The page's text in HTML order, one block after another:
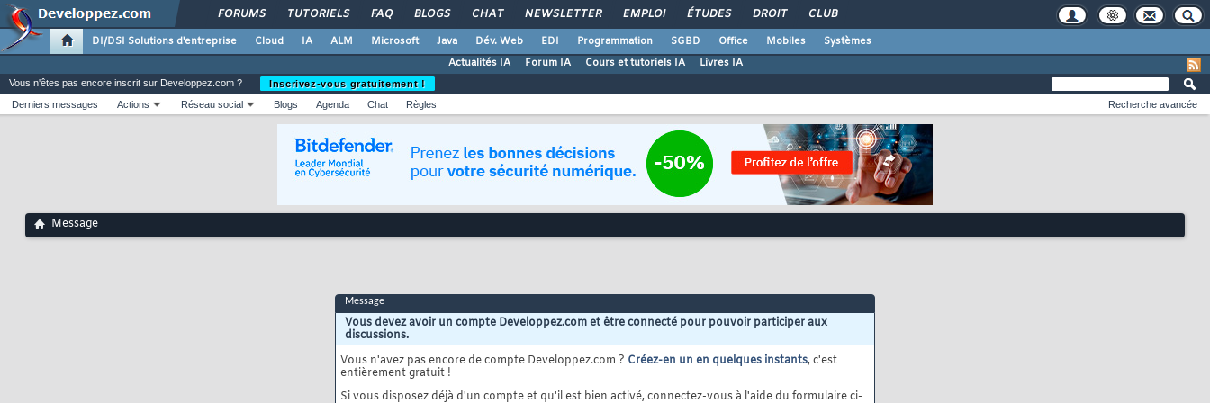
FORUMS TUTORIELS FAQ BLOGS CHAT NEWSLETTER EMPLOI ÉTUDES DROIT CLUB
DI/DSI Solutions d'entreprise Cloud IA ALM Microsoft Java Dév. Web EDI Programmation SGBD Office Mobiles
Systèmes
Actualités IA
Forum IA Cours et tutoriels IA Livres IA
Vous n'êtes pas encore inscrit sur Developpez.com ?
Inscrivez-vous gratuitement !
Derniers messages
Actions Réseau social Blogs Agenda Chat Règles Recherche avancée
Message
Message
Vous devez avoir un compte Developpez.com et être connecté pour pouvoir participer aux
discussions.
Vous n'avez pas encore de compte Developpez.com ? Créez-en un en quelques instants, c'est
entièrement gratuit !
Si vous disposez déjà d'un compte et qu'il est bien activé, connectez-vous à l'aide du formulaire ci-